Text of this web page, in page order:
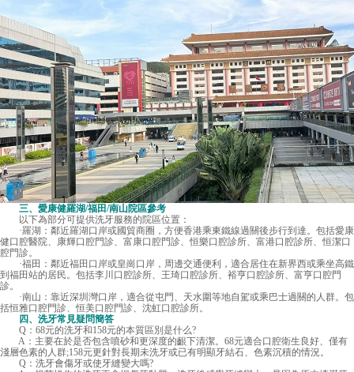
三、愛康健羅湖/福田/南山院區參考
以下為部分可提供洗牙服務的院區位置：
·羅湖：鄰近羅湖口岸或國貿商圈，方便香港乘東鐵線過關後步行到達。包括愛康
健口腔醫院、康輝口腔門診、富康口腔門診、恒樂口腔診所、富港口腔診所、恒潔口
腔門診。
·福田：鄰近福田口岸或皇崗口岸，周邊交通便利，適合居住在新界西或乘坐高鐵
到福田站的居民。包括李川口腔診所、王琦口腔診所、裕亨口腔診所、富亨口腔門
診。
·南山：靠近深圳灣口岸，適合從屯門、天水圍等地自駕或乘巴士過關的人群。包
括恒雅口腔門診、恒美口腔門診、沈虹口腔診所。
四、洗牙常見疑問簡答
Q：68元的洗牙和158元的本質區別是什么?
A：主要在於是否包含噴砂和更深度的齦下清潔。68元適合口腔衛生良好、僅有
淺層色素的人群;158元更針對長期未洗牙或已有明顯牙結石、色素沉積的情況。
Q：洗牙會傷牙或使牙縫變大嗎?